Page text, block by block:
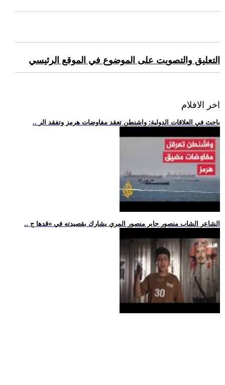
التعليق والتصويت على الموضوع في الموقع الرئيسي
اخر الافلام
.. باحث في العلاقات الدولية: واشنطن تعقد مفاوضات هرمز وتفقد الر
.. الشاعر الشاب منصور جابر منصور المري يشارك بقصيدته في «قدها ج